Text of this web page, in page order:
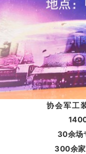
协会军工
30余场
300余家